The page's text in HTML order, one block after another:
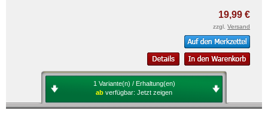
19,99 €
zzgl. Versand
1 Variante(n) / Erhaltung(en)
ab verfügbar: Jetzt zeigen